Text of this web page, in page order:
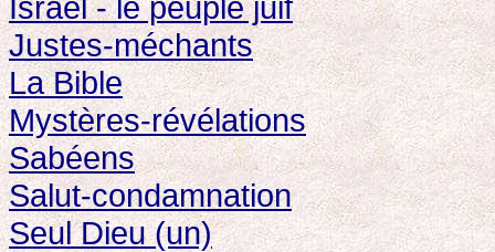
Justes-méchants
La Bible
Mystères-révélations
Sabéens
Salut-condamnation
Seul Dieu (un)